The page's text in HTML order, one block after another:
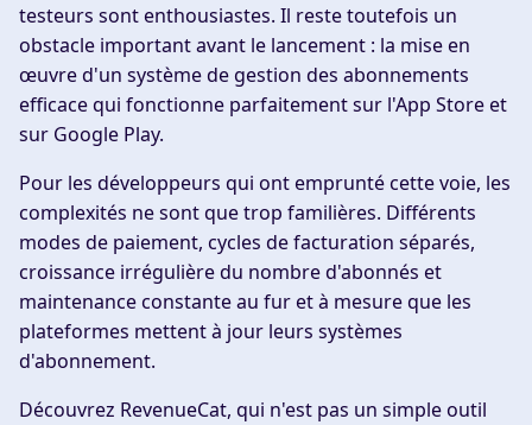
testeurs sont enthousiastes. Il reste toutefois un
obstacle important avant le lancement : la mise en
œuvre d'un système de gestion des abonnements
efficace qui fonctionne parfaitement sur l'App Store et
sur Google Play.
Pour les développeurs qui ont emprunté cette voie, les
complexités ne sont que trop familières. Différents
modes de paiement, cycles de facturation séparés,
croissance irrégulière du nombre d'abonnés et
maintenance constante au fur et à mesure que les
plateformes mettent à jour leurs systèmes
d'abonnement.
Découvrez RevenueCat, qui n'est pas un simple outil